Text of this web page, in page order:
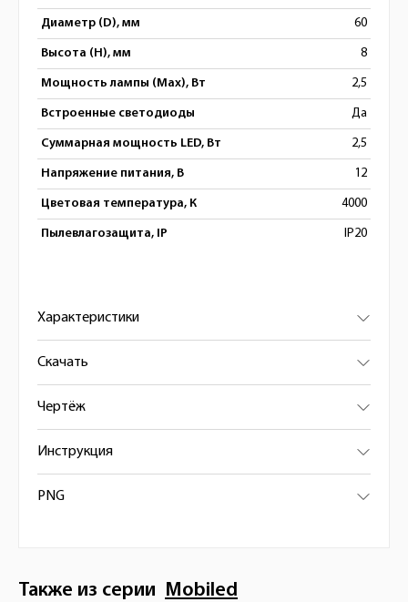
Диаметр (D), мм 60
Высота (H), мм 8
Мощность лампы (Max), Вт 2,5
Встроенные светодиоды Да
Суммарная мощность LED, Вт 2,5
Напряжение питания, В 12
Цветовая температура, К 4000
Пылевлагозащита, IP IP20
Характеристики
Скачать
Чертёж
Инструкция
PNG
Также из серии Mobiled